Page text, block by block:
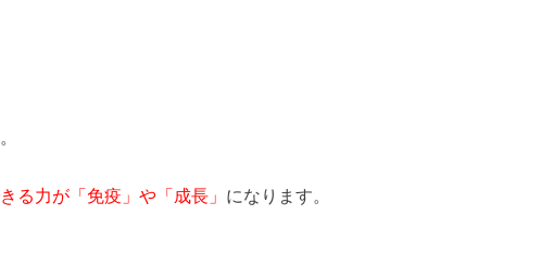
る力が「免疫」や「成長」 になります。